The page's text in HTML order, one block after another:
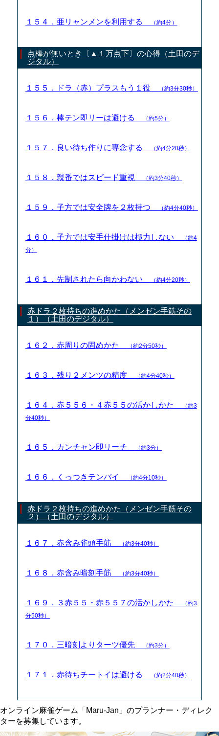
１５４．亜リャンメンを利用する （約4分）
点棒が無いとき〔▲１万点下〕の心得（土田のデ
ジタル）
１５５．ドラ（赤）プラスもう１役 （約3分30秒）
１５６．棒テン即リーは避ける （約5分）
１５７．良い待ち作りに専念する （約4分20秒）
１５８．親番ではスピード重視 （約3分40秒）
１５９．子方では安全牌を２枚持つ （約4分40秒）
１６０．子方では安手仕掛けは極力しない
（約4
分）
１６１．先制されたら向かわない （約4分20秒）
赤ドラ２枚持ちの進めかた（メンゼン手筋その
１）（土田のデジタル）
１６２．赤周りの固めかた （約2分50秒）
１６３．残り２メンツの精度 （約4分40秒）
１６４．赤５５６・４赤５５の活かしかた
（約3
分40秒）
１６５．カンチャン即リーチ （約3分）
１６６．くっつきテンパイ （約4分10秒）
赤ドラ２枚持ちの進めかた（メンゼン手筋その
２）（土田のデジタル）
１６７．赤含み雀頭手筋 （約3分40秒）
１６８．赤含み暗刻手筋 （約3分40秒）
１６９．３赤５５・赤５５７の活かしかた
（約3
分50秒）
１７０．三暗刻よりターツ優先 （約3分）
１７１．赤待ちチートイは避ける （約2分40秒）
オンライン麻雀ゲーム「Maru-Jan」のプランナー・ディレク
ターを募集しています。